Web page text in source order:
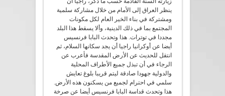
ينظر العراق إلى الأمام من خلال مشاركة سلمية
ومشتركة في بناء الخير العام لكل مكونات
المجتمع بما في ذلك الدينية، وألا يسقط هذا البلد
مجددا في توترات. هذا وتحدث البابا فرنسيس
أيضا عن أوكرانيا راجيا أن يجد سكانها السلام، ثم
انتقل للحديث عن الأرض المقدسة فأعرب عن
الرجاء في أن تبذل جميع الأطراف المحلية
والدولية جهودا صادقة ليتم قريبا بلوغ تعايش
سلمي في احترام لجميع من يسكنون هذه الأرض.
هذا وتحدث قداسة البابا فرنسيس أيضا عن صرخة